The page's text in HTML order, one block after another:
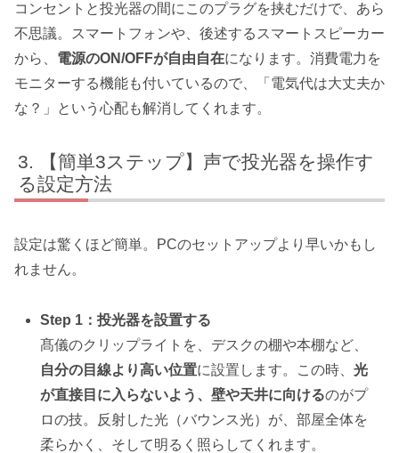
コンセントと投光器の間にこのプラグを挟むだけで、あら
不思議。スマートフォンや、後述するスマートスピーカー
から、 電源のON/OFFが自由自在になります。消費電力を
モニターする機能も付いているので、「電気代は大丈夫か
な？」という心配も解消してくれます。
【簡単3ステップ】声で投光器を操作す
る設定方法
設定は驚くほど簡単。PCのセットアップより早いかもし
れません。
Step 1：投光器を設置する
髙儀のクリップライトを、デスクの棚や本棚など、
自分の目線より高い位置に設置します。この時、光
が直接目に入らないよう、壁や天井に向けるのがプ
ロの技。反射した光（バウンス光）が、部屋全体を
柔らかく、そして明るく照らしてくれます。